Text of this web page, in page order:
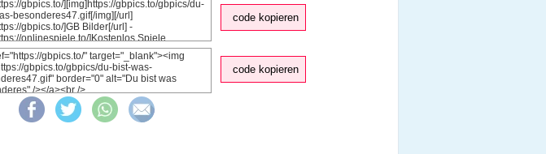
code kopieren
code kopieren